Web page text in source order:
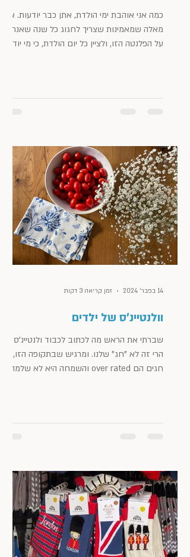
כמה אני אוהבת ימי הולדת, אתן כבר יודעות. אני
מאלה שמאמינות שצריך לחגוג כל שנה שאנחנו
על הפלנטה הזו, ולציין כל יום הולדת, כי מי יודע
וולנטיינ'ס של ילדים
שברתי את הראש מה לכתוב לכבוד ולנטיינ'ס דיי.
הרי זה לא "חג" שלנו. ומרגיש שבתקופה הזו, גם
חגים הם over rated והשמחה היא לא שלמה.
14 בפבר׳ 2024 זמן קריאה 3 דקות